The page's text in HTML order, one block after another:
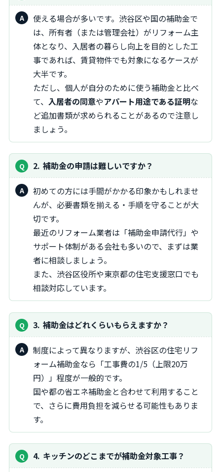
使える場合が多いです。渋谷区や国の補助金で
は、所有者（または管理会社）がリフォーム主
体となり、入居者の暮らし向上を目的とした工
事であれば、賃貸物件でも対象になるケースが
大半です。
ただし、個人が自分のために使う補助金と比べ
て、 入居者の同意やアパート用途である証明な
ど追加書類が求められることがあるので注意し
ましょう。
2 補助金の申請は難しいですか？
初めての方には手間がかかる印象かもしれませ
んが、必要書類を揃える・手順を守ることが大
切です。
最近のリフォーム業者は「補助金申請代行」や
サポート体制がある会社も多いので、まずは業
者に相談しましょう。
また、渋谷区役所や東京都の住宅支援窓口でも
相談対応しています。
3 補助金はどれくらいもらえますか？
制度によって異なりますが、渋谷区の住宅リフ
ォーム補助金なら「工事費の1/5（上限20万
円）」程度が一般的です。
国や都の省エネ補助金と合わせて利用すること
で、さらに費用負担を減らせる可能性もありま
す。
4 キッチンのどこまでが補助金対象工事？